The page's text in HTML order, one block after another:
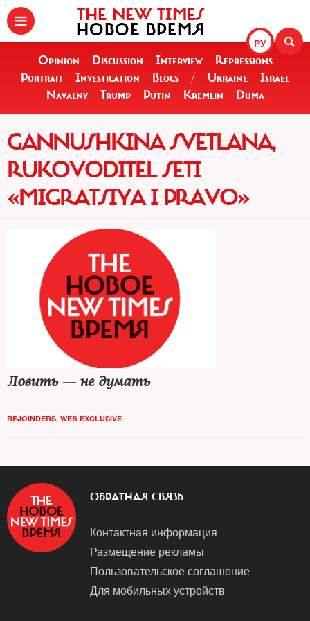
РУ
THE NEW TIMES
НОВОЕ ВРЕМЯ
Opinion Discussion Interview
Repressions
Portrait
Investigation Blogs / Ukraine
Israel
Navalny
Trump Putin Kremlin Duma
GANNUSHKINA SVETLANA,
RUKOVODITEL SETI
«MIGRATSIYA I PRAVO»
Ловить — не думать
REJOINDERS, WEB EXCLUSIVE
ОБРАТНАЯ СВЯЗЬ
Контактная информация
Размещение рекламы
Пользовательское соглашение
Для мобильных устройств